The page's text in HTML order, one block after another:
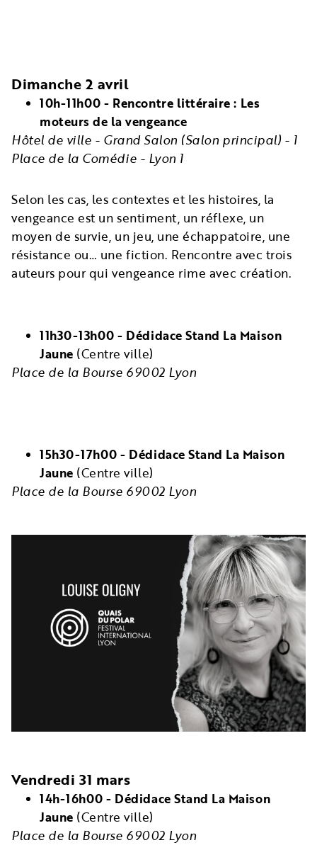
Dimanche 2 avril
10h-11h00 - Rencontre littéraire : Les
moteurs de la vengeance
Hôtel de ville - Grand Salon (Salon principal) - 1
Place de la Comédie - Lyon 1
Selon les cas, les contextes et les histoires, la
vengeance est un sentiment, un réflexe, un
moyen de survie, un jeu, une échappatoire, une
résistance ou… une fiction. Rencontre avec trois
auteurs pour qui vengeance rime avec création.
11h30-13h00 - Dédidace Stand La Maison
Jaune (Centre ville)
Place de la Bourse 69002 Lyon
15h30-17h00 - Dédidace Stand La Maison
Jaune (Centre ville)
Place de la Bourse 69002 Lyon
Vendredi 31 mars
14h-16h00 - Dédidace Stand La Maison
Jaune (Centre ville)
Place de la Bourse 69002 Lyon